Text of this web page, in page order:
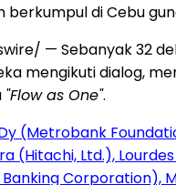
di Cebu
— Sebanyak
mengikuti dialog,
"Flow as One".